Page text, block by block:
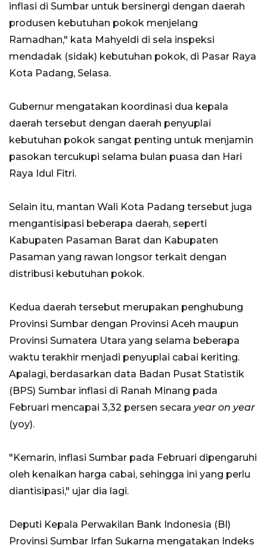
inflasi di Sumbar untuk bersinergi dengan daerah
produsen kebutuhan pokok menjelang
Ramadhan," kata Mahyeldi di sela inspeksi
mendadak (sidak) kebutuhan pokok, di Pasar Raya
Kota Padang, Selasa.
Gubernur mengatakan koordinasi dua kepala
daerah tersebut dengan daerah penyuplai
kebutuhan pokok sangat penting untuk menjamin
pasokan tercukupi selama bulan puasa dan Hari
Raya Idul Fitri.
Selain itu, mantan Wali Kota Padang tersebut juga
mengantisipasi beberapa daerah, seperti
Kabupaten Pasaman Barat dan Kabupaten
Pasaman yang rawan longsor terkait dengan
distribusi kebutuhan pokok.
Kedua daerah tersebut merupakan penghubung
Provinsi Sumbar dengan Provinsi Aceh maupun
Provinsi Sumatera Utara yang selama beberapa
waktu terakhir menjadi penyuplai cabai keriting.
Apalagi, berdasarkan data Badan Pusat Statistik
(BPS) Sumbar inflasi di Ranah Minang pada
Februari mencapai 3,32 persen secara year on year
(yoy).
"Kemarin, inflasi Sumbar pada Februari dipengaruhi
oleh kenaikan harga cabai, sehingga ini yang perlu
diantisipasi," ujar dia lagi.
Deputi Kepala Perwakilan Bank Indonesia (BI)
Provinsi Sumbar Irfan Sukarna mengatakan Indeks